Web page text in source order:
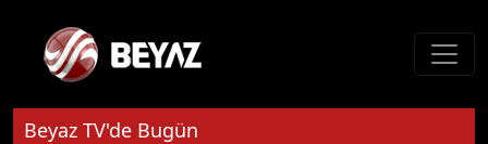
Beyaz TV'de Bugün